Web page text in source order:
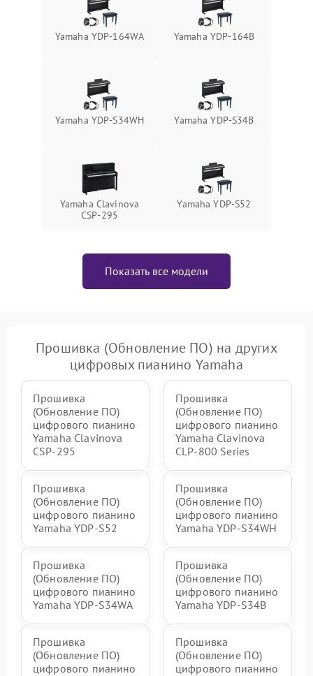
Yamaha YDP-164WA Yamaha YDP-164B
Yamaha YDP-S34WH Yamaha YDP-S34B
Yamaha Clavinova
CSP-295
Yamaha YDP-S52
Показать все модели
Прошивка (Обновление ПО) на других
цифровых пианино Yamaha
Прошивка
(Обновление ПО)
цифрового пианино
Yamaha Clavinova
CSP-295
Прошивка
(Обновление ПО)
цифрового пианино
Yamaha Clavinova
CLP-800 Series
Прошивка
(Обновление ПО)
цифрового пианино
Yamaha YDP-S52
Прошивка
(Обновление ПО)
цифрового пианино
Yamaha YDP-S34WH
Прошивка
(Обновление ПО)
цифрового пианино
Yamaha YDP-S34WA
Прошивка
(Обновление ПО)
цифрового пианино
Yamaha YDP-S34B
Прошивка
(Обновление ПО)
цифрового пианино
Прошивка
(Обновление ПО)
цифрового пианино